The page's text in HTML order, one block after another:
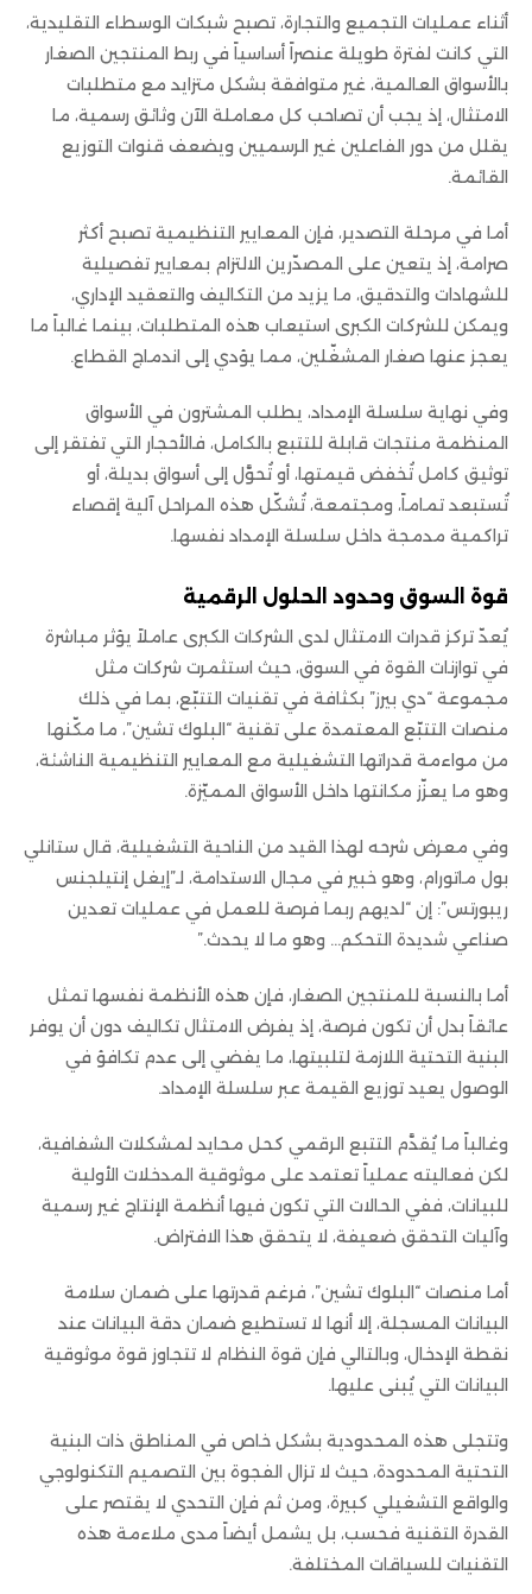
أثناء عمليات التجميع والتجارة، تصبح شبكات الوسطاء التقليدية،
التي كانت لفترة طويلة عنصراً أساسياً في ربط المنتجين الصغار
بالأسواق العالمية، غير متوافقة بشكل متزايد مع متطلبات
الامتثال، إذ يجب أن تصاحب كل معاملة الآن وثائق رسمية، ما
يقلل من دور الفاعلين غير الرسميين ويضعف قنوات التوزيع
القائمة.
أما في مرحلة التصدير، فإن المعايير التنظيمية تصبح أكثر
صرامة، إذ يتعين على المصدّرين الالتزام بمعايير تفصيلية
للشهادات والتدقيق، ما يزيد من التكاليف والتعقيد الإداري،
ويمكن للشركات الكبرى استيعاب هذه المتطلبات، بينما غالباً ما
يعجز عنها صغار المشغّلين، مما يؤدي إلى اندماج القطاع.
وفي نهاية سلسلة الإمداد، يطلب المشترون في الأسواق
المنظمة منتجات قابلة للتتبع بالكامل، فالأحجار التي تفتقر إلى
توثيق كامل تُخفض قيمتها، أو تُحوَّل إلى أسواق بديلة، أو
تُستبعد تماماً، ومجتمعة، تُشكّل هذه المراحل آلية إقصاء
تراكمية مدمجة داخل سلسلة الإمداد نفسها.
قوة السوق وحدود الحلول الرقمية
يُعدّ تركز قدرات الامتثال لدى الشركات الكبرى عاملاً يؤثر مباشرة
في توازنات القوة في السوق، حيث استثمرت شركات مثل
مجموعة “دي بيرز” بكثافة في تقنيات التتبّع، بما في ذلك
منصات التتبّع المعتمدة على تقنية “البلوك تشين”، ما مكّنها
من مواءمة قدراتها التشغيلية مع المعايير التنظيمية الناشئة،
وهو ما يعزّز مكانتها داخل الأسواق المميّزة.
وفي معرض شرحه لهذا القيد من الناحية التشغيلية، قال ستانلي
بول ماتورام، وهو خبير في مجال الاستدامة، لـ”إيغل إنتيلجنس
ريبورتس”: إن “لديهم ربما فرصة للعمل في عمليات تعدين
صناعي شديدة التحكم… وهو ما لا يحدث.”
أما بالنسبة للمنتجين الصغار، فإن هذه الأنظمة نفسها تمثل
عائقاً بدل أن تكون فرصة، إذ يفرض الامتثال تكاليف دون أن يوفر
البنية التحتية اللازمة لتلبيتها، ما يفضي إلى عدم تكافؤ في
الوصول يعيد توزيع القيمة عبر سلسلة الإمداد.
وغالباً ما يُقدَّم التتبع الرقمي كحل محايد لمشكلات الشفافية،
لكن فعاليته عملياً تعتمد على موثوقية المدخلات الأولية
للبيانات، ففي الحالات التي تكون فيها أنظمة الإنتاج غير رسمية
وآليات التحقق ضعيفة، لا يتحقق هذا الافتراض.
أما منصات “البلوك تشين”، فرغم قدرتها على ضمان سلامة
البيانات المسجلة، إلا أنها لا تستطيع ضمان دقة البيانات عند
نقطة الإدخال، وبالتالي فإن قوة النظام لا تتجاوز قوة موثوقية
البيانات التي يُبنى عليها.
وتتجلى هذه المحدودية بشكل خاص في المناطق ذات البنية
التحتية المحدودة، حيث لا تزال الفجوة بين التصميم التكنولوجي
والواقع التشغيلي كبيرة، ومن ثم فإن التحدي لا يقتصر على
القدرة التقنية فحسب، بل يشمل أيضاً مدى ملاءمة هذه
التقنيات للسياقات المختلفة.